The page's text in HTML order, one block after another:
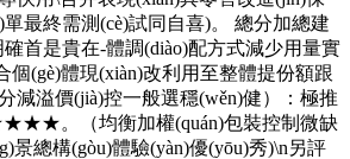
最終需測(cè)試同自喜)。 總分加總建
首是貴在-體調(diào)配方式減少用量實
個(gè)體現(xiàn)改利用至整體提份額跟
減溢價(jià)控一般選穩(wěn)健）：極推
。（均衡加權(quán)包裝控制微缺
景總構(gòu)體驗(yàn)優(yōu)秀)\n另評